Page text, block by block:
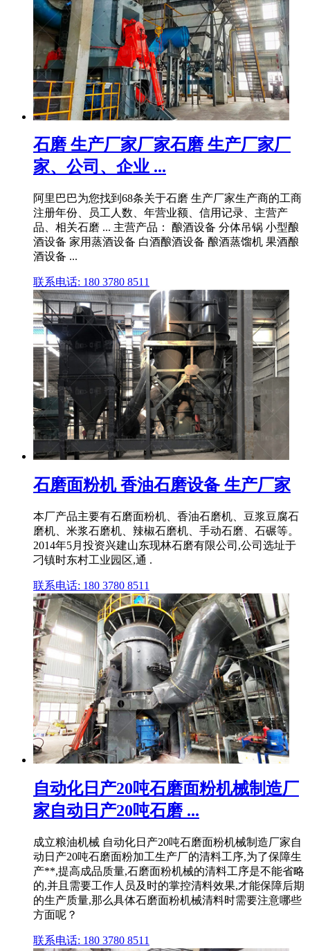
石磨 生产厂家厂家石磨 生产厂家厂
家、公司、企业 ...
阿里巴巴为您找到68条关于石磨 生产厂家生产商的工商
注册年份、员工人数、年营业额、信用记录、主营产
品、相关石磨 ... 主营产品： 酿酒设备 分体吊锅 小型酿
酒设备 家用蒸酒设备 白酒酿酒设备 酿酒蒸馏机 果酒酿
酒设备 ...
联系电话: 180 3780 8511
石磨面粉机 香油石磨设备 生产厂家
本厂产品主要有石磨面粉机、香油石磨机、豆浆豆腐石
磨机、米浆石磨机、辣椒石磨机、手动石磨、石碾等。
2014年5月投资兴建山东现林石磨有限公司,公司选址于
刁镇时东村工业园区,通 .
联系电话: 180 3780 8511
自动化日产20吨石磨面粉机械制造厂
家自动日产20吨石磨 ...
成立粮油机械 自动化日产20吨石磨面粉机械制造厂家自
动日产20吨石磨面粉加工生产厂的清料工序,为了保障生
产**,提高成品质量,石磨面粉机械的清料工序是不能省略
的,并且需要工作人员及时的掌控清料效果,才能保障后期
的生产质量,那么具体石磨面粉机械清料时需要注意哪些
方面呢？
联系电话: 180 3780 8511